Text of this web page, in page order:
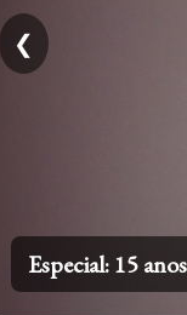
Top 20: Artistas
❮